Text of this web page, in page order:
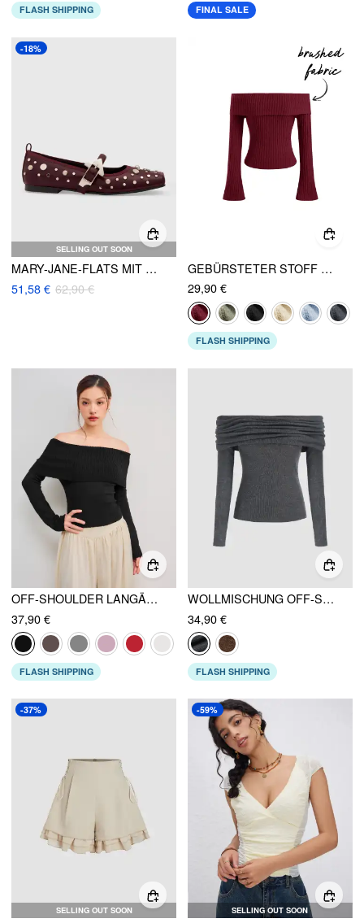
FLASH SHIPPING FINAL SALE
SELLING OUT SOON
-18%
MARY-JANE-FLATS MIT NIETENDEKOR UND SCHNALLENRIEMEN UND ECKIGER ZEHENPARTIE
51,58 € 62,90 €
GEBÜRSTETER STOFF OFF-SHOULDER UNIFARBEN LANGARM-TOP
29,90 €
FLASH SHIPPING
OFF-SHOULDER LANGÄRMLIGES STRICKOBERTEIL
37,90 €
FLASH SHIPPING
WOLLMISCHUNG OFF-SHOULDER GERAFFT LANGARM STRICKOBERTEIL
34,90 €
FLASH SHIPPING
SELLING OUT SOON
-37%
SELLING OUT SOON
-59%